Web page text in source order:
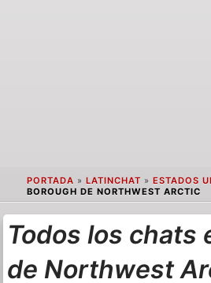
PORTADA » LATINCHAT » ESTADOS
BOROUGH DE NORTHWEST ARCTIC
Todos los chats
de Northwest